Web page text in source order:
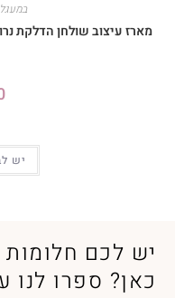
מארז עיצוב שולחן הדלקת
יש
יש לכם חלומות
כאן? ספרו לנו